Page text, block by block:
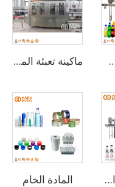
ماكينة تعبئة المياه الفوارة بالكربون الثابت (CO2) الأوتوماتيكية بالكامل بسعة 4000 زجاجة في الساعة
المادة الخام